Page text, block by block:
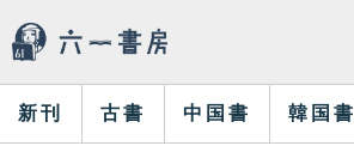
新刊 古書 中国書 韓国書